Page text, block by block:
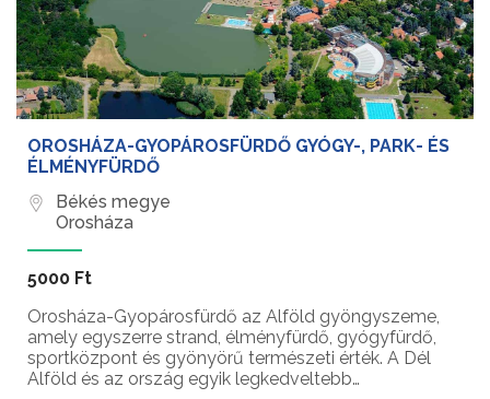
OROSHÁZA-GYOPÁROSFÜRDŐ GYÓGY-, PARK- ÉS
ÉLMÉNYFÜRDŐ
Békés megye
Orosháza
5000 Ft
Orosháza-Gyopárosfürdő az Alföld gyöngyszeme,
amely egyszerre strand, élményfürdő, gyógyfürdő,
sportközpont és gyönyörű természeti érték. A Dél
Alföld és az ország egyik legkedveltebb